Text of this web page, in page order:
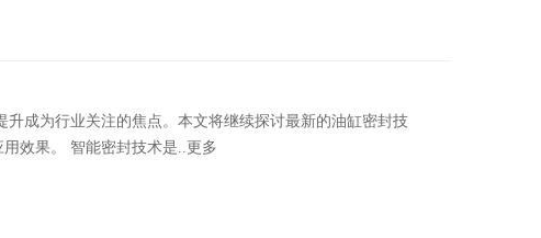
成为行业关注的焦点。本文将继续探讨最新的油缸密封技
效果。 智能密封技术是..更多